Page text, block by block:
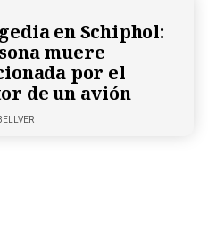
en Schiphol:
muere
por el
de un avión